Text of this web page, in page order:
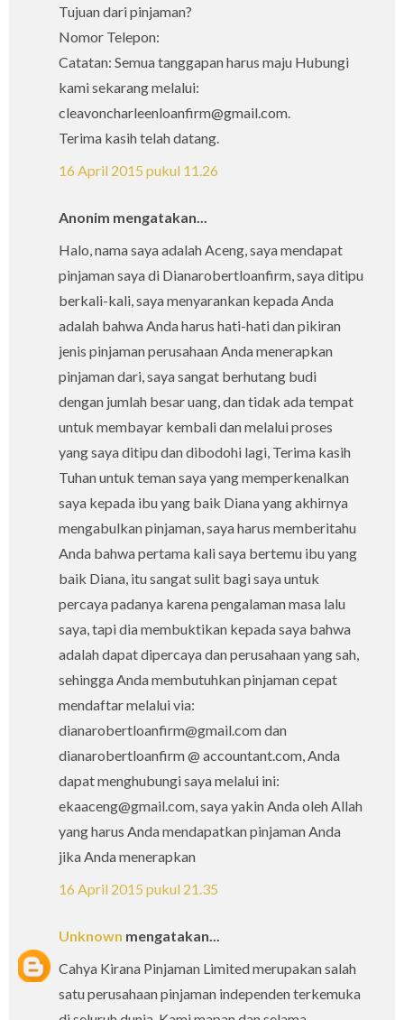
Tujuan dari pinjaman?
Nomor Telepon:
Catatan: Semua tanggapan harus maju Hubungi
kami sekarang melalui:
cleavoncharleenloanfirm@gmail.com.
Terima kasih telah datang.
16 April 2015 pukul 11.26
Anonim mengatakan...
Halo, nama saya adalah Aceng, saya mendapat
pinjaman saya di Dianarobertloanfirm, saya ditipu
berkali-kali, saya menyarankan kepada Anda
adalah bahwa Anda harus hati-hati dan pikiran
jenis pinjaman perusahaan Anda menerapkan
pinjaman dari, saya sangat berhutang budi
dengan jumlah besar uang, dan tidak ada tempat
untuk membayar kembali dan melalui proses
yang saya ditipu dan dibodohi lagi, Terima kasih
Tuhan untuk teman saya yang memperkenalkan
saya kepada ibu yang baik Diana yang akhirnya
mengabulkan pinjaman, saya harus memberitahu
Anda bahwa pertama kali saya bertemu ibu yang
baik Diana, itu sangat sulit bagi saya untuk
percaya padanya karena pengalaman masa lalu
saya, tapi dia membuktikan kepada saya bahwa
adalah dapat dipercaya dan perusahaan yang sah,
sehingga Anda membutuhkan pinjaman cepat
mendaftar melalui via:
dianarobertloanfirm@gmail.com dan
dianarobertloanfirm @ accountant.com, Anda
dapat menghubungi saya melalui ini:
ekaaceng@gmail.com, saya yakin Anda oleh Allah
yang harus Anda mendapatkan pinjaman Anda
jika Anda menerapkan
16 April 2015 pukul 21.35
Unknown mengatakan...
Cahya Kirana Pinjaman Limited merupakan salah
satu perusahaan pinjaman independen terkemuka